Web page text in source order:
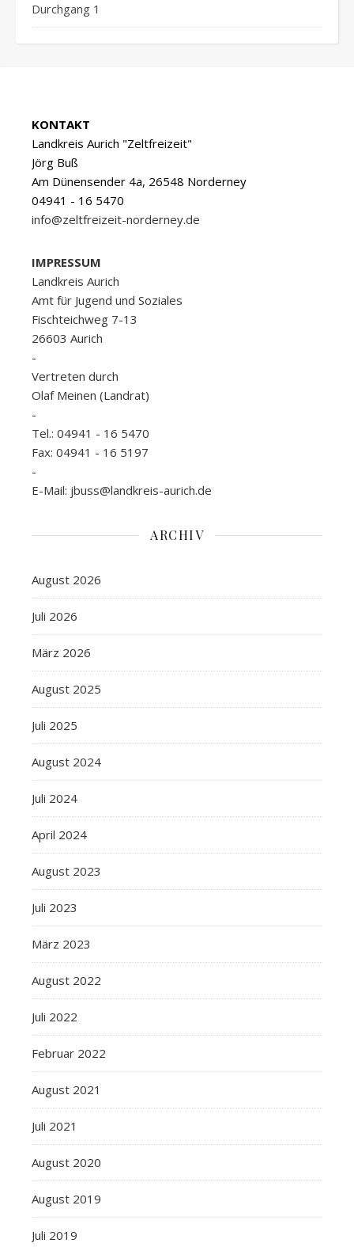
Durchgang 1
KONTAKT
Landkreis Aurich "Zeltfreizeit"
Jörg Buß
Am Dünensender 4a, 26548 Norderney
04941 - 16 5470
info@zeltfreizeit-norderney.de
IMPRESSUM
Landkreis Aurich
Amt für Jugend und Soziales
Fischteichweg 7-13
26603 Aurich
-
Vertreten durch
Olaf Meinen (Landrat)
-
Tel.: 04941 - 16 5470
Fax: 04941 - 16 5197
-
E-Mail: jbuss@landkreis-aurich.de
ARCHIV
August 2026
Juli 2026
März 2026
August 2025
Juli 2025
August 2024
Juli 2024
April 2024
August 2023
Juli 2023
März 2023
August 2022
Juli 2022
Februar 2022
August 2021
Juli 2021
August 2020
August 2019
Juli 2019